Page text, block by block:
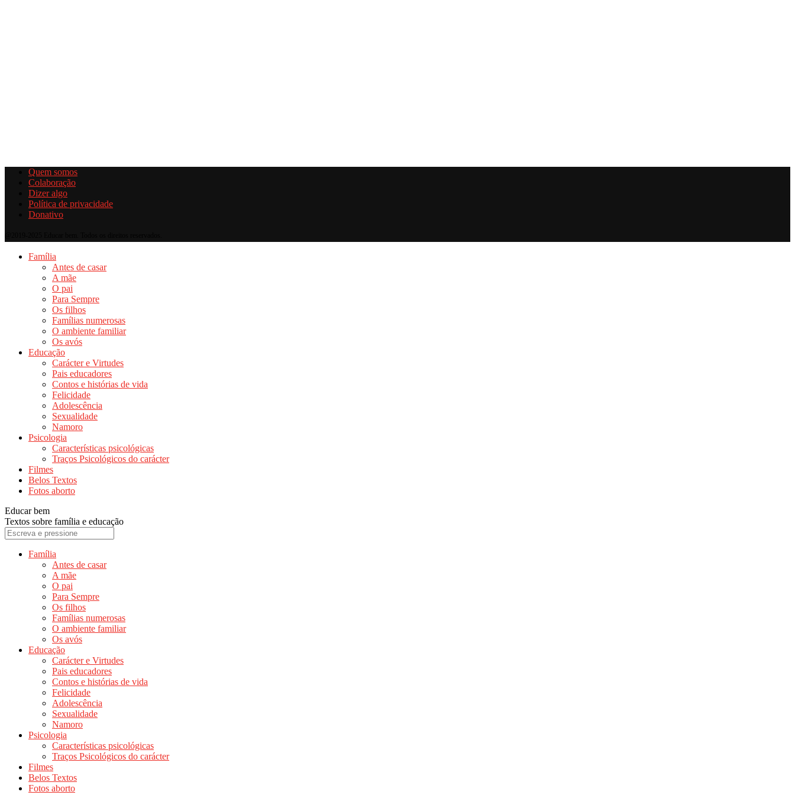
Quem somos
Colaboração
Dizer algo
Política de privacidade
Donativo
Família
Antes de casar
A mãe
O pai
Para Sempre
Os filhos
Famílias numerosas
O ambiente familiar
Os avós
Educação
Carácter e Virtudes
Pais educadores
Contos e histórias de vida
Felicidade
Adolescência
Sexualidade
Namoro
Psicologia
Características psicológicas
Traços Psicológicos do carácter
Filmes
Belos Textos
Fotos aborto
Educar bem
Textos sobre família e educação
Família
Antes de casar
A mãe
O pai
Para Sempre
Os filhos
Famílias numerosas
O ambiente familiar
Os avós
Educação
Carácter e Virtudes
Pais educadores
Contos e histórias de vida
Felicidade
Adolescência
Sexualidade
Namoro
Psicologia
Características psicológicas
Traços Psicológicos do carácter
Filmes
Belos Textos
Fotos aborto